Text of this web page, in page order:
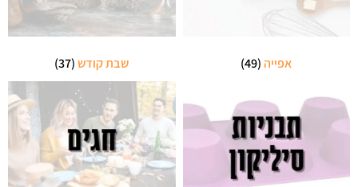
אפייה(49) שבת קודש(37)